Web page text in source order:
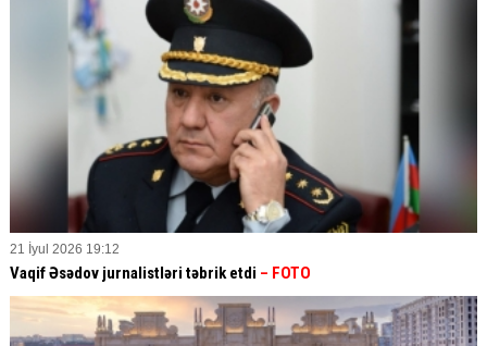
21 İyul 2026 19:12
Vaqif Əsədov jurnalistləri təbrik etdi – FOTO